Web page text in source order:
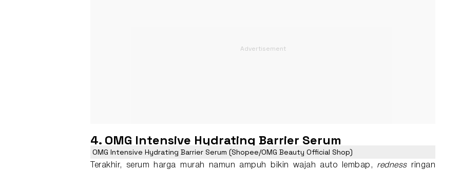
4. OMG Intensive Hydrating Barrier Serum
OMG Intensive Hydrating Barrier Serum (Shopee/OMG Beauty Official Shop)
Terakhir, serum harga murah namun ampuh bikin wajah auto lembap, rednessringan